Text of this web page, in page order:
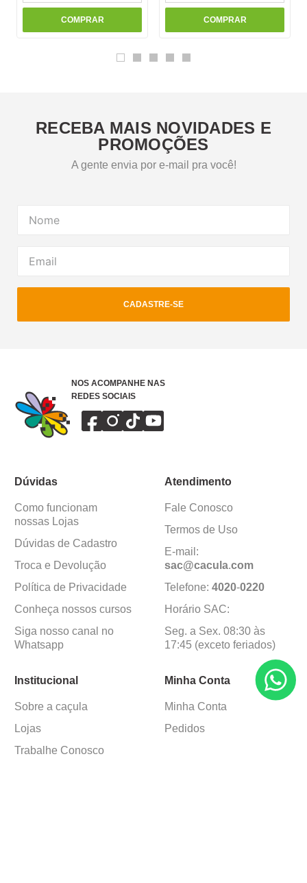
COMPRAR COMPRAR
RECEBA MAIS NOVIDADES E
PROMOÇÕES
A gente envia por e-mail pra você!
CADASTRE-SE
NOS ACOMPANHE NAS
REDES SOCIAIS
Dúvidas
Como funcionam
nossas Lojas
Dúvidas de Cadastro
Troca e Devolução
Política de Privacidade
Conheça nossos cursos
Siga nosso canal no
Whatsapp
Atendimento
Fale Conosco
Termos de Uso
E-mail:
sac@cacula.com
Telefone: 4020-0220
Horário SAC:
Seg. a Sex. 08:30 às
17:45 (exceto feriados)
Institucional
Sobre a caçula
Lojas
Trabalhe Conosco
Minha Conta
Minha Conta
Pedidos